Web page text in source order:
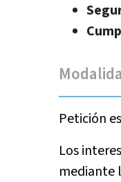
Petición
Los
mediante